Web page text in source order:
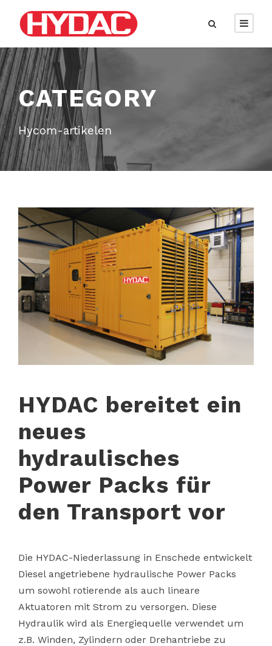
CATEGORY
Hycom-artikelen
HYDAC bereitet ein
neues
hydraulisches
Power Packs für
den Transport vor
Die HYDAC-Niederlassung in Enschede entwickelt
Diesel angetriebene hydraulische Power Packs
um sowohl rotierende als auch lineare
Aktuatoren mit Strom zu versorgen. Diese
Hydraulik wird als Energiequelle verwendet um
z.B. Winden, Zylindern oder Drehantriebe zu